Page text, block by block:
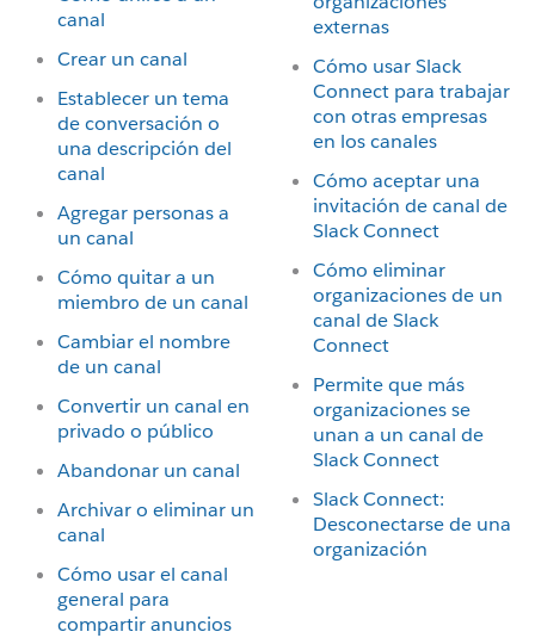
canal
Crear un canal
Establecer un tema
de conversación o
una descripción del
canal
Agregar personas a
un canal
Cómo quitar a un
miembro de un canal
Cambiar el nombre
de un canal
Convertir un canal en
privado o público
Abandonar un canal
Archivar o eliminar un
canal
Cómo usar el canal
general para
compartir anuncios
externas
Cómo usar Slack
Connect para trabajar
con otras empresas
en los canales
Cómo aceptar una
invitación de canal de
Slack Connect
Cómo eliminar
organizaciones de un
canal de Slack
Connect
Permite que más
organizaciones se
unan a un canal de
Slack Connect
Slack Connect:
Desconectarse de una
organización